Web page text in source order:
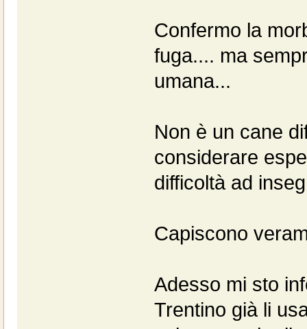
Confermo la
fuga.... ma
umana...
Non è un cane
considerare
difficoltà ad
Capiscono
Adesso mi sto
Trentino già li